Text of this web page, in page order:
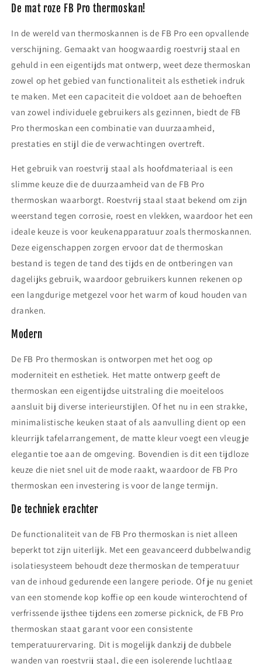
De mat roze FB Pro thermoskan!
In de wereld van thermoskannen is de FB Pro een opvallende
verschijning. Gemaakt van hoogwaardig roestvrij staal en
gehuld in een eigentijds mat ontwerp, weet deze thermoskan
zowel op het gebied van functionaliteit als esthetiek indruk
te maken. Met een capaciteit die voldoet aan de behoeften
van zowel individuele gebruikers als gezinnen, biedt de FB
Pro thermoskan een combinatie van duurzaamheid,
prestaties en stijl die de verwachtingen overtreft.
Het gebruik van roestvrij staal als hoofdmateriaal is een
slimme keuze die de duurzaamheid van de FB Pro
thermoskan waarborgt. Roestvrij staal staat bekend om zijn
weerstand tegen corrosie, roest en vlekken, waardoor het een
ideale keuze is voor keukenapparatuur zoals thermoskannen.
Deze eigenschappen zorgen ervoor dat de thermoskan
bestand is tegen de tand des tijds en de ontberingen van
dagelijks gebruik, waardoor gebruikers kunnen rekenen op
een langdurige metgezel voor het warm of koud houden van
dranken.
Modern
De FB Pro thermoskan is ontworpen met het oog op
moderniteit en esthetiek. Het matte ontwerp geeft de
thermoskan een eigentijdse uitstraling die moeiteloos
aansluit bij diverse interieurstijlen. Of het nu in een strakke,
minimalistische keuken staat of als aanvulling dient op een
kleurrijk tafelarrangement, de matte kleur voegt een vleugje
elegantie toe aan de omgeving. Bovendien is dit een tijdloze
keuze die niet snel uit de mode raakt, waardoor de FB Pro
thermoskan een investering is voor de lange termijn.
De techniek erachter
De functionaliteit van de FB Pro thermoskan is niet alleen
beperkt tot zijn uiterlijk. Met een geavanceerd dubbelwandig
isolatiesysteem behoudt deze thermoskan de temperatuur
van de inhoud gedurende een langere periode. Of je nu geniet
van een stomende kop koffie op een koude winterochtend of
verfrissende ijsthee tijdens een zomerse picknick, de FB Pro
thermoskan staat garant voor een consistente
temperatuurervaring. Dit is mogelijk dankzij de dubbele
wanden van roestvrij staal, die een isolerende luchtlaag